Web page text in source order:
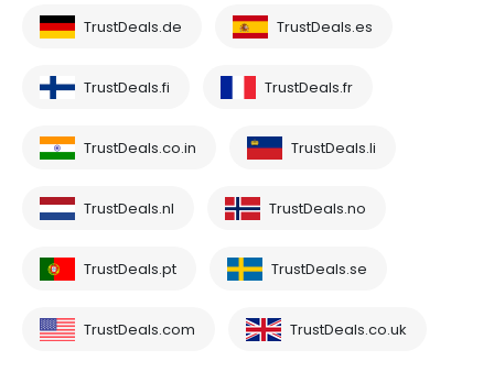
TrustDeals.de TrustDeals.es
TrustDeals.fi TrustDeals.fr
TrustDeals.co.in TrustDeals.li
TrustDeals.nl TrustDeals.no
TrustDeals.pt TrustDeals.se
TrustDeals.com TrustDeals.co.uk